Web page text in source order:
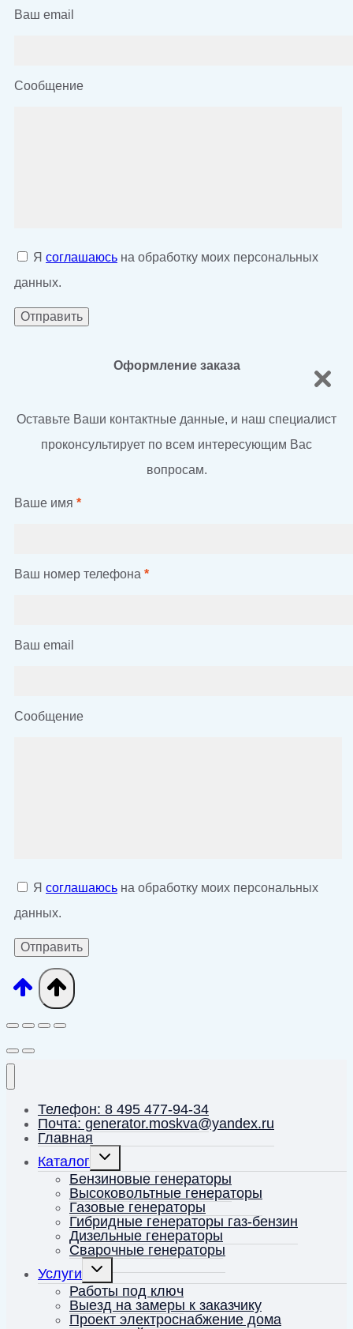
Ваш email
Сообщение
Я соглашаюсь на обработку моих персональных
данных.
Оформление заказа
Оставьте Ваши контактные данные, и наш специалист
проконсультирует по всем интересующим Вас
вопросам.
Ваше имя *
Ваш номер телефона *
Ваш email
Сообщение
Я соглашаюсь на обработку моих персональных
данных.
Телефон: 8 495 477-94-34
Почта: generator.moskva@yandex.ru
Главная
Каталог
Переключить
дочернее
меню
Бензиновые генераторы
Высоковольтные генераторы
Газовые генераторы
Гибридные генераторы газ-бензин
Дизельные генераторы
Сварочные генераторы
Услуги
Переключить
дочернее
меню
Работы под ключ
Выезд на замеры к заказчику
Проект электроснабжение дома